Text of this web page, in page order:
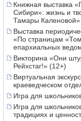
Книжная выставка
Сибири»: жизнь и
Тамары Каленовой»
Выставка
«По страницам
епархиальных
Викторина «Они
Рейхстаг!» (12+)
Виртуальная
краеведческом
Игра для
Игра для
традициях и